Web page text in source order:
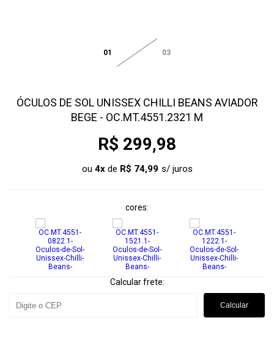
01 03
ÓCULOS DE SOL UNISSEX CHILLI BEANS AVIADOR
BEGE - OC.MT.4551.2321 M
R$ 299,98
ou 4xde R$ 74,99
cores
Calcular frete:
Calcular